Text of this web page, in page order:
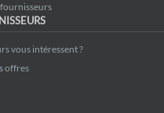
vous intéressent ?
offres